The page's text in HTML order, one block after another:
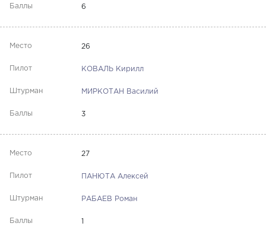
6
26
КОВАЛЬ Кирилл
МИРКОТАН Василий
3
27
ПАНЮТА Алексей
РАБАЕВ Роман
1